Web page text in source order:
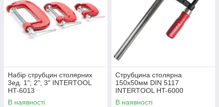
Набір струбцин столярних
3ед. 1"; 2"; 3" INTERTOOL
HT-6013
В наявності
Струбцина столярна
150х50мм DIN 5117
INTERTOOL HT-6000
В наявності